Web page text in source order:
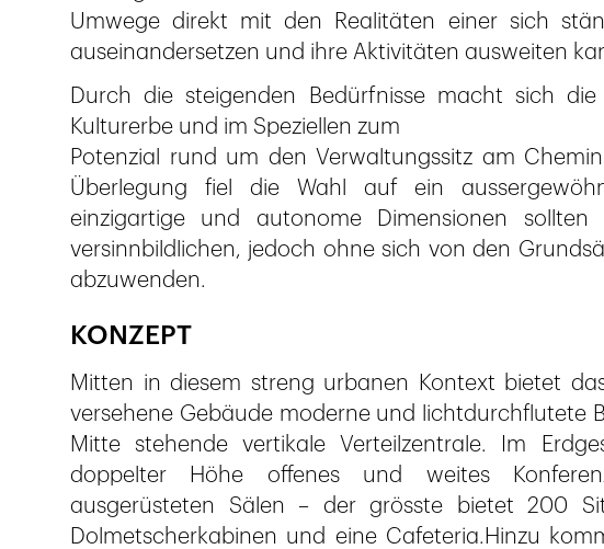
Umwege direkt mit den Realitäten einer sich
auseinandersetzen und ihre Aktivitäten ausweiten
Durch die steigenden Bedürfnisse macht sich
Kulturerbe und im Speziellen zum
Potenzial rund um den Verwaltungssitz am
Überlegung fiel die Wahl auf ein
einzigartige und autonome Dimensionen sollten
versinnbildlichen, jedoch ohne sich von den
abzuwenden.
KONZEPT
Mitten in diesem streng urbanen Kontext bietet
versehene Gebäude moderne und lichtdurchflutete
Mitte stehende vertikale Verteilzentrale. Im
doppelter Höhe offenes und weites
ausgerüsteten Sälen – der grösste bietet 200
Dolmetscherkabinen und eine Cafeteria.Hinzu